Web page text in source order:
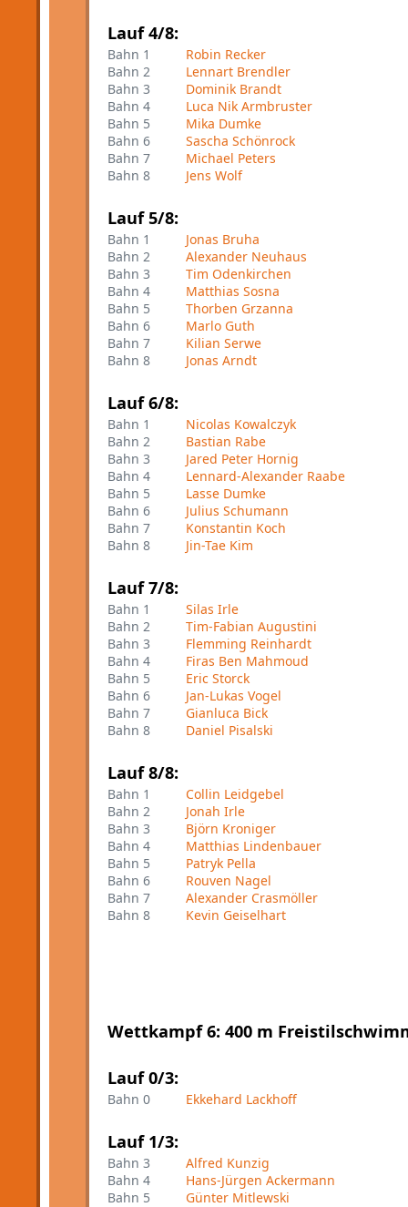
Lauf 4/8:
Bahn 1
Robin Recker
Bahn 2
Lennart Brendler
Bahn 3
Dominik Brandt
Bahn 4
Luca Nik Armbruster
Bahn 5
Mika Dumke
Bahn 6
Sascha Schönrock
Bahn 7
Michael Peters
Bahn 8
Jens Wolf
Lauf 5/8:
Bahn 1
Jonas Bruha
Bahn 2
Alexander Neuhaus
Bahn 3
Tim Odenkirchen
Bahn 4
Matthias Sosna
Bahn 5
Thorben Grzanna
Bahn 6
Marlo Guth
Bahn 7
Kilian Serwe
Bahn 8
Jonas Arndt
Lauf 6/8:
Bahn 1
Nicolas Kowalczyk
Bahn 2
Bastian Rabe
Bahn 3
Jared Peter Hornig
Bahn 4
Lennard-Alexander Raabe
Bahn 5
Lasse Dumke
Bahn 6
Julius Schumann
Bahn 7
Konstantin Koch
Bahn 8
Jin-Tae Kim
Lauf 7/8:
Bahn 1
Silas Irle
Bahn 2
Tim-Fabian Augustini
Bahn 3
Flemming Reinhardt
Bahn 4
Firas Ben Mahmoud
Bahn 5
Eric Storck
Bahn 6
Jan-Lukas Vogel
Bahn 7
Gianluca Bick
Bahn 8
Daniel Pisalski
Lauf 8/8:
Bahn 1
Collin Leidgebel
Bahn 2
Jonah Irle
Bahn 3
Björn Kroniger
Bahn 4
Matthias Lindenbauer
Bahn 5
Patryk Pella
Bahn 6
Rouven Nagel
Bahn 7
Alexander Crasmöller
Bahn 8
Kevin Geiselhart
Wettkampf 6: 400 m
Lauf 0/3:
Bahn 0 Ekkehard Lackhoff
Lauf 1/3:
Bahn 3
Alfred Kunzig
Bahn 4
Hans-Jürgen Ackermann
Bahn 5
Günter Mitlewski